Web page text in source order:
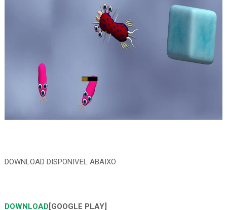
DOWNLOAD DISPONIVEL ABAIXO
DOWNLOAD[GOOGLE PLAY]